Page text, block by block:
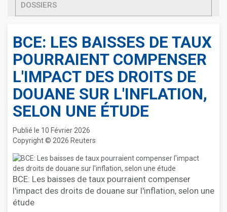
DOSSIERS
BCE: LES BAISSES DE TAUX
POURRAIENT COMPENSER
L'IMPACT DES DROITS DE
DOUANE SUR L'INFLATION,
SELON UNE ÉTUDE
Publié le 10 Février 2026
Copyright © 2026 Reuters
BCE: Les baisses de taux pourraient compenser
l'impact des droits de douane sur l'inflation, selon une
étude